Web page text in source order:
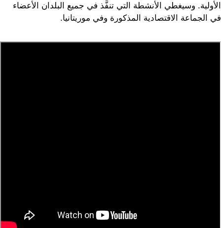
الأولية. وسيغطي الأنشطة التي تنفَّذ في جميع البلدان الأعضاء
في الجماعة الاقتصادية المذكورة وفي موريتانيا.